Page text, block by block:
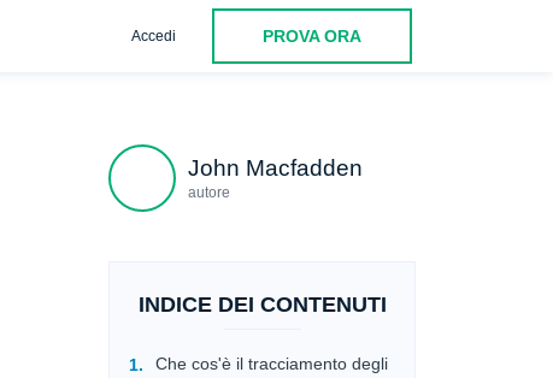
Accedi PROVA ORA
John Macfadden
autore
INDICE DEI CONTENUTI
Che cos'è il tracciamento degli
Conclusione